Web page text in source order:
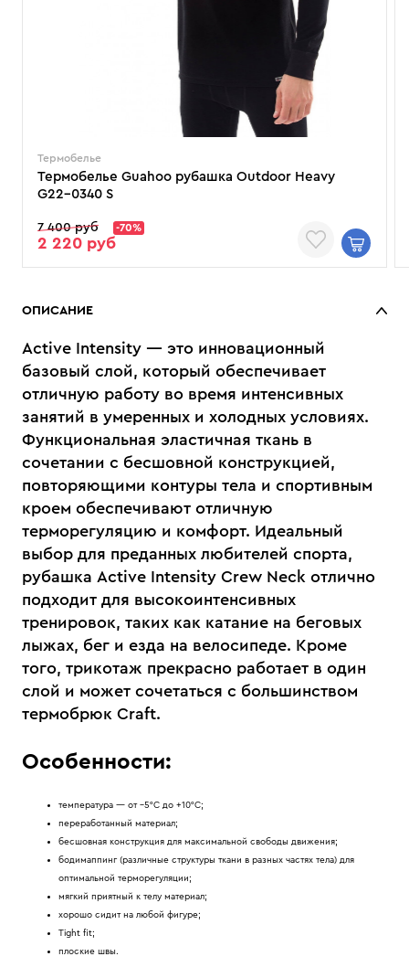
Термобелье
Термобелье Guahoo рубашка Outdoor Heavy
G22-0340 S
7 400 руб -70%
2 220 руб
ОПИСАНИЕ
Active Intensity — это инновационный
базовый слой, который обеспечивает
отличную работу во время интенсивных
занятий в умеренных и холодных условиях.
Функциональная эластичная ткань в
сочетании с бесшовной конструкцией,
повторяющими контуры тела и спортивным
кроем обеспечивают отличную
терморегуляцию и комфорт. Идеальный
выбор для преданных любителей спорта,
рубашка Active Intensity Crew Neck отлично
подходит для высокоинтенсивных
тренировок, таких как катание на беговых
лыжах, бег и езда на велосипеде. Кроме
того, трикотаж прекрасно работает в один
слой и может сочетаться с большинством
термобрюк Craft.
Особенности:
температура — от –5°C до +10°C;
переработанный материал;
бесшовная конструкция для максимальной свободы движения;
бодимаппинг (различные структуры ткани в разных частях тела) для
оптимальной терморегуляции;
мягкий приятный к телу материал;
хорошо сидит на любой фигуре;
Tight fit;
плоские швы.